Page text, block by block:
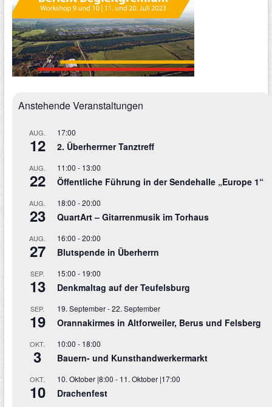
Anstehende Veranstaltungen
AUG.
12
17:00
2. Überherrner Tanztreff
AUG.
22
11:00 - 13:00
Öffentliche Führung in der Sendehalle „Europe 1“
AUG.
23
18:00 -20:00
QuartArt – Gitarrenmusik im Torhaus
AUG.
27
16:00 -20:00
Blutspende in Überherrn
SEP.
13
15:00 - 19:00
Denkmaltag auf der Teufelsburg
SEP.
19
19. September-22. September
Orannakirmes in Altforweiler, Berus und Felsberg
OKT.
3
10:00 - 18:00
Bauern- und Kunsthandwerkermarkt
OKT.
10
10. Oktober |8:00 - 11. Oktober |17:00
Drachenfest